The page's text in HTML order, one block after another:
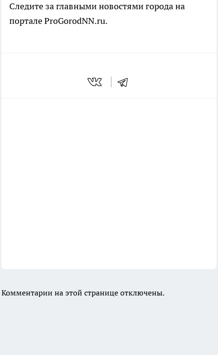
Следите за главными новостями города на
портале ProGorodNN.ru.
Комментарии на этой странице отключены.